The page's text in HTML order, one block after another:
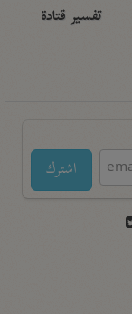
تفسير قتادة
اشترك